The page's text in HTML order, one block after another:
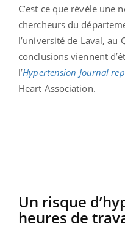
C’est ce que révèle une
chercheurs du
l’université de Laval, au
conclusions viennent
l’Hypertension Journal
Heart Association.
Un risque
heures de